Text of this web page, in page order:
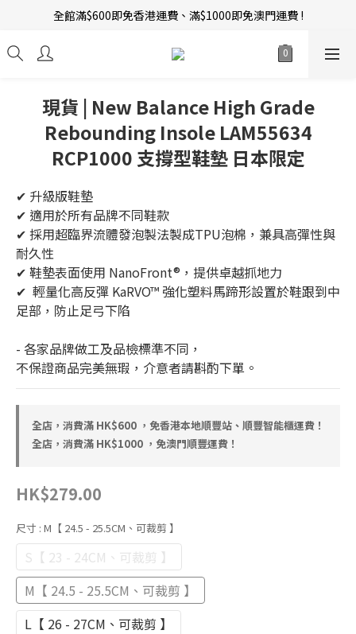
新會員招募中 | 即送 $12 購物金當錢使！
全館滿$600即免香港運費、滿$1000即免澳門運費 !
現貨 | New Balance High Grade
Rebounding Insole LAM55634
RCP1000 支撐型鞋墊 日本限定
✔ 升級版鞋墊
✔ 適用於所有品牌不同鞋款
✔ 採用超臨界流體發泡製法製成TPU泡棉，兼具高彈性與
耐久性
✔ 鞋墊表面使用 NanoFront®，提供卓越抓地力
✔  輕量化高反彈 KaRVO™ 強化塑料馬蹄形設置於鞋跟到中
足部，防止足弓下陷
- 各家品牌做工及品檢標準不同，
不保證商品完美無瑕，介意者請斟酌下單。
全店，消費滿 HK$600 ，免香港本地順豐站、順豐智能櫃運費！
全店，消費滿 HK$1000 ，免澳門順豐運費！
HK$279.00
尺寸 : M【 24.5 - 25.5CM、可裁剪 】
S【 23 - 24CM、可裁剪 】
M【 24.5 - 25.5CM、可裁剪 】
L【 26 - 27CM、可裁剪 】